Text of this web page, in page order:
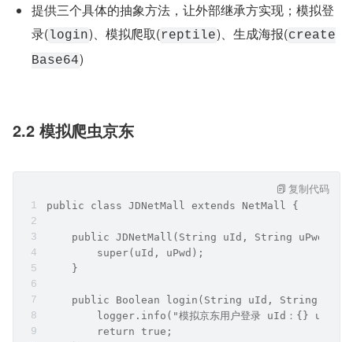
提供三个具体的抽象方法，让外部继承方实现；模拟登
录( login)、模拟爬取(reptile)、生成海报(create
Base64)
2.2 模拟爬虫京东
public class JDNetMall extends NetMall {
    public JDNetMall(String uId, String uPwd) {
        super(uId, uPwd);
    }
public Boolean login(String uId, String
logger.info("模拟京东用户登录 uId：{} uPwd
        return true;
复制代码